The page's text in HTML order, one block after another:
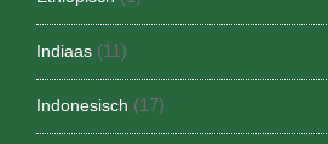
Indiaas (11)
Indonesisch (17)